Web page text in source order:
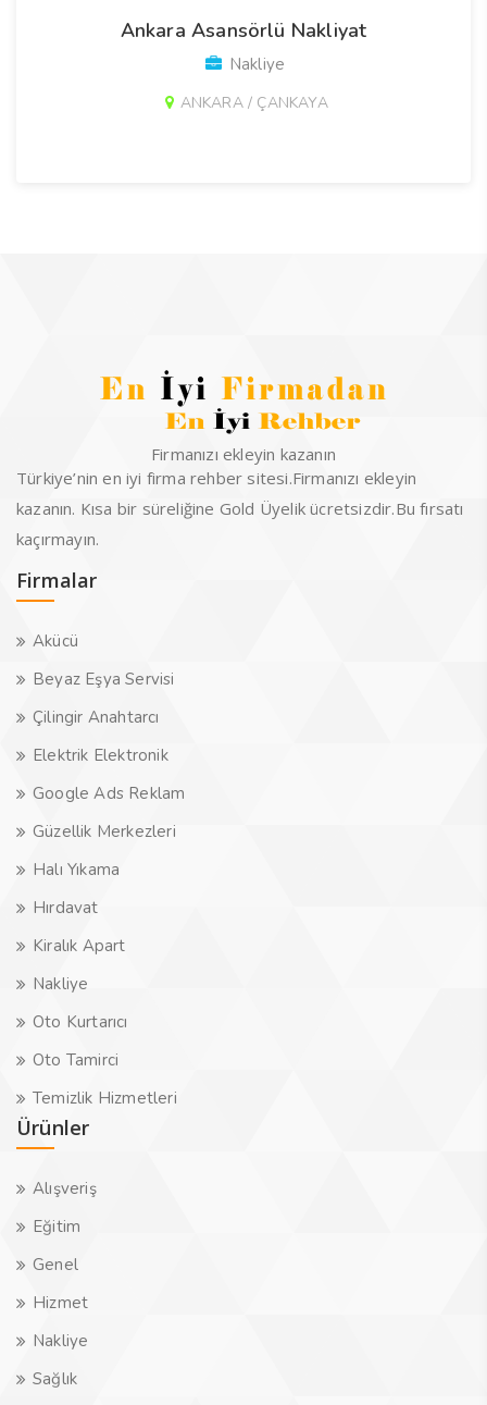
Ankara Asansörlü Nakliyat
Nakliye
ANKARA / ÇANKAYA
Firmanızı ekleyin kazanın
Türkiye’nin en iyi firma rehber sitesi.Firmanızı ekleyin
kazanın. Kısa bir süreliğine Gold Üyelik ücretsizdir.Bu fırsatı
kaçırmayın.
Firmalar
Akücü
Beyaz Eşya Servisi
Çilingir Anahtarcı
Elektrik Elektronik
Google Ads Reklam
Güzellik Merkezleri
Halı Yıkama
Hırdavat
Kiralık Apart
Nakliye
Oto Kurtarıcı
Oto Tamirci
Temizlik Hizmetleri
Ürünler
Alışveriş
Eğitim
Genel
Hizmet
Nakliye
Sağlık